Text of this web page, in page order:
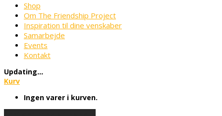
Shop
Om The Friendship Project
Inspiration til dine venskaber
Samarbejde
Events
Kontakt
Updating…
Kurv
Ingen varer i kurven.